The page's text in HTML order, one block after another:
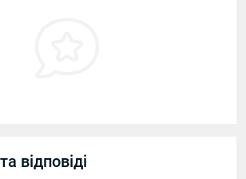
відповіді